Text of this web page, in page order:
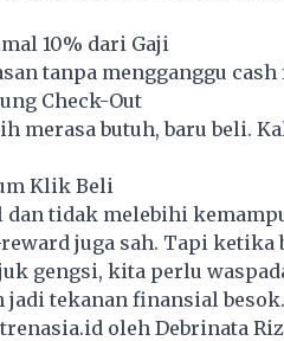
10% dari Gaji
tanpa mengganggu cash
Check-Out
merasa butuh, baru beli.
Klik Beli
dan tidak melebihi
juga sah. Tapi ketika
gengsi, kita perlu
tekanan finansial besok.
oleh Debrinata